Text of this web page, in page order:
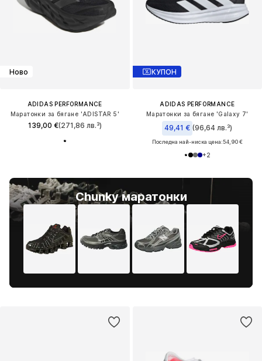
Ново
ADIDAS PERFORMANCE
Маратонки за бягане 'ADISTAR 5'
139,00 €(271,86 лв.³)
Chunky маратонки
КУПОН
ADIDAS PERFORMANCE
Маратонки за бягане 'Galaxy 7'
49,41 € (96,64 лв.³)
Последна най-ниска цена:54,90 €
+2